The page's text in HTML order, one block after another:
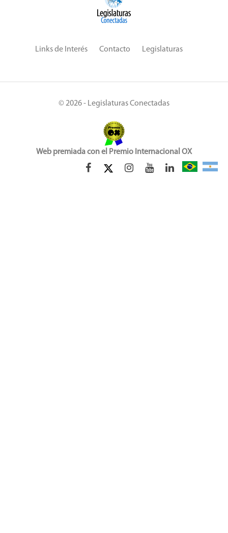
Links de Interés Contacto Legislaturas
© 2026 - Legislaturas Conectadas
Web premiada con el Premio Internacional OX